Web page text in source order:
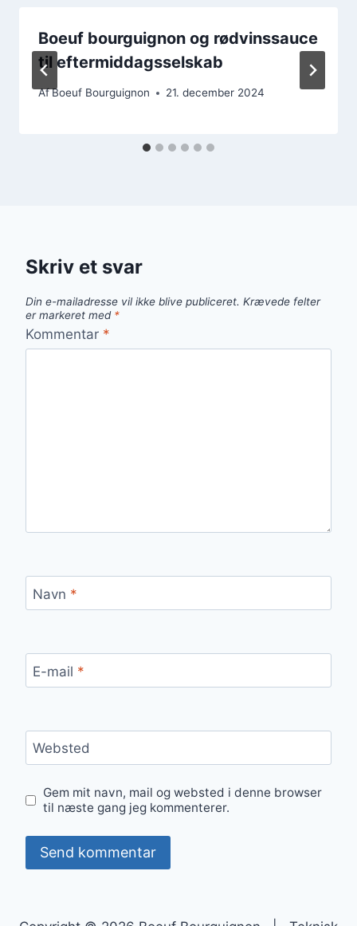
Boeuf bourguignon og rødvinssauce
til eftermiddagsselskab
AfBoeuf Bourguignon 21. december 2024
Skriv et svar
Din e-mailadresse vil ikke blive publiceret. Krævede felter
er markeret med *
Kommentar *
Navn *
E-mail *
Websted
Gem mit navn, mail og websted i denne browser
til næste gang jeg kommenterer.